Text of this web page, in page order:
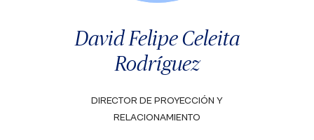
David Felipe Celeita
Rodríguez
DIRECTOR DE PROYECCIÓN Y
RELACIONAMIENTO